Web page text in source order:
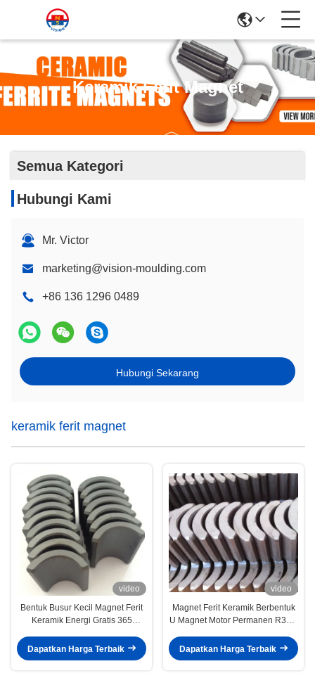
Keramik Ferit Magnet
Semua Kategori
Hubungi Kami
Mr. Victor
marketing@vision-moulding.com
+86 136 1296 0489
Hubungi Sekarang
keramik ferit magnet
video
Bentuk Busur Kecil Magnet Ferit
Keramik Energi Gratis 365
Dapatkan Harga Terbaik
video
Magnet Ferit Keramik Berbentuk
U Magnet Motor Permanen R35 x
Dapatkan Harga Terbaik